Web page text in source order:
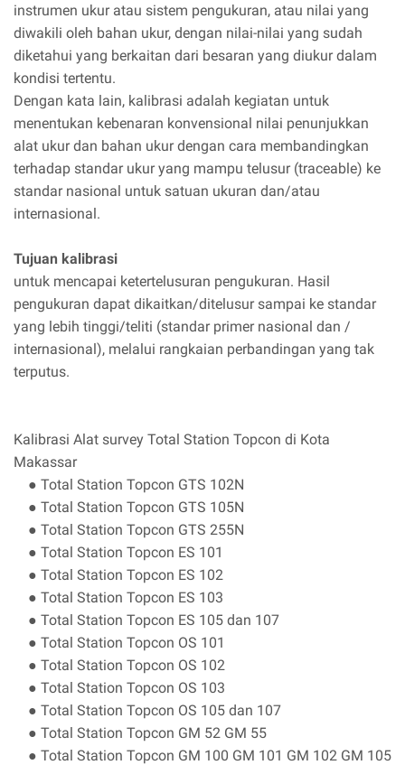
instrumen ukur atau sistem pengukuran, atau nilai yang
diwakili oleh bahan ukur, dengan nilai-nilai yang sudah
diketahui yang berkaitan dari besaran yang diukur dalam
kondisi tertentu.
Dengan kata lain, kalibrasi adalah kegiatan untuk
menentukan kebenaran konvensional nilai penunjukkan
alat ukur dan bahan ukur dengan cara membandingkan
terhadap standar ukur yang mampu telusur (traceable) ke
standar nasional untuk satuan ukuran dan/atau
internasional.
Tujuan kalibrasi
untuk mencapai ketertelusuran pengukuran. Hasil
pengukuran dapat dikaitkan/ditelusur sampai ke standar
yang lebih tinggi/teliti (standar primer nasional dan /
internasional), melalui rangkaian perbandingan yang tak
terputus.
Kalibrasi Alat survey Total Station Topcon di Kota
Makassar
● Total Station Topcon GTS 102N
● Total Station Topcon GTS 105N
● Total Station Topcon GTS 255N
● Total Station Topcon ES 101
● Total Station Topcon ES 102
● Total Station Topcon ES 103
● Total Station Topcon ES 105 dan 107
● Total Station Topcon OS 101
● Total Station Topcon OS 102
● Total Station Topcon OS 103
● Total Station Topcon OS 105 dan 107
● Total Station Topcon GM 52 GM 55
● Total Station Topcon GM 100 GM 101 GM 102 GM 105